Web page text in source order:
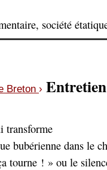
société
Breton ›
transforme
bubérienne dans le
tourne ! » ou le